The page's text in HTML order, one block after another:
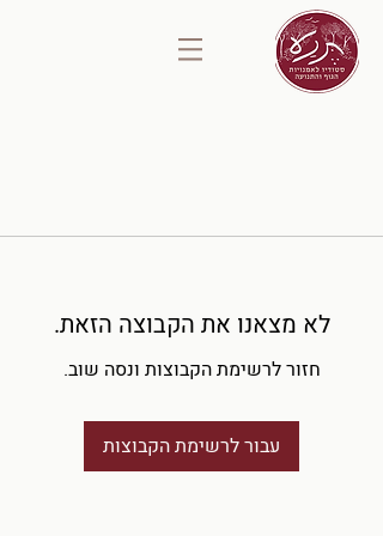
לא מצאנו את הקבוצה הזאת.
חזור לרשימת הקבוצות ונסה שוב.
עבור לרשימת הקבוצות